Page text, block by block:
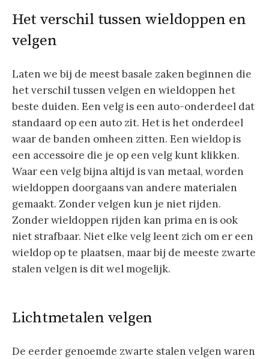
Het verschil tussen wieldoppen en
velgen
Laten we bij de meest basale zaken beginnen die
het verschil tussen velgen en wieldoppen het
beste duiden. Een velg is een auto-onderdeel dat
standaard op een auto zit. Het is het onderdeel
waar de banden omheen zitten. Een wieldop is
een accessoire die je op een velg kunt klikken.
Waar een velg bijna altijd is van metaal, worden
wieldoppen doorgaans van andere materialen
gemaakt. Zonder velgen kun je niet rijden.
Zonder wieldoppen rijden kan prima en is ook
niet strafbaar. Niet elke velg leent zich om er een
wieldop op te plaatsen, maar bij de meeste zwarte
stalen velgen is dit wel mogelijk.
Lichtmetalen velgen
De eerder genoemde zwarte stalen velgen waren